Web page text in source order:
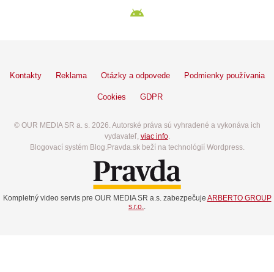
Kontakty Reklama Otázky a odpovede Podmienky používania
Cookies GDPR
© OUR MEDIA SR a. s. 2026. Autorské práva sú vyhradené a vykonáva ich
vydavateľ, viac info.
Blogovací systém Blog.Pravda.sk beží na technológií Wordpress.
Kompletný video servis pre OUR MEDIA SR a.s. zabezpečuje ARBERTO GROUP
s.r.o.